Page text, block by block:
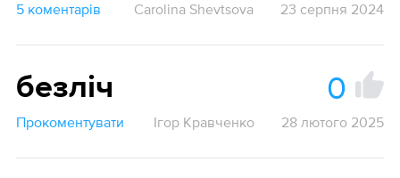
5 коментарів Carolina Shevtsova 23 серпня 2024
безліч 0
Прокоментувати Ігор Кравченко 28 лютого 2025